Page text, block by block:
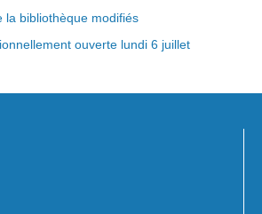
la bibliothèque modifiés
ouverte lundi 6 juillet